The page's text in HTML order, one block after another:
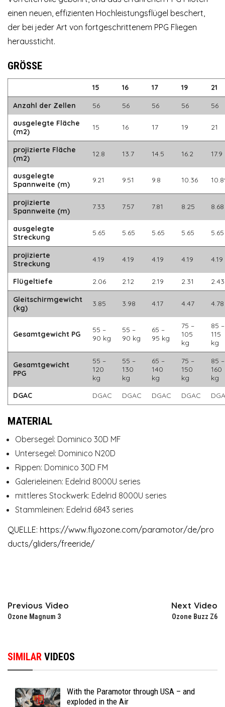
einen neuen, effizienten Hochleistungsflügel beschert,
der bei jeder Art von fortgeschrittenem PPG Fliegen
heraussticht.
GRÖSSE
15 16 17 19
21
Anzahl der Zellen
56 56 56 56
56
ausgelegte Fläche
(m2)
15 16 17 19 21
projizierte Fläche
(m2)
12.8 13.7 14.5 16.2 17.9
ausgelegte
Spannweite (m)
9.21 9.51 9.8 10.36
projizierte
Spannweite (m)
7.33 7.57 7.81 8.25 8.68
ausgelegte
Streckung
5.65 5.65 5.65 5.65 5.65
projizierte
Streckung
4.19 4.19 4.19 4.19 4.19
Flügeltiefe 2.06 2.12 2.19 2.31
2.43
Gleitschirmgewicht
(kg)
3.85 3.98 4.17 4.47 4.78
Gesamtgewicht PG
55 –
90 kg
55 –
90 kg
65 –
95 kg
75 –
105
kg
85 –
115
kg
Gesamtgewicht
PPG
55 –
120
kg
55 –
130
kg
65 –
140
kg
75 –
150
kg
85 –
160
kg
DGAC
DGAC DGAC DGAC DGAC
MATERIAL
Obersegel: Dominico 30D MF
Untersegel: Dominico N20D
Rippen: Dominico 30D FM
Galerieleinen: Edelrid 8000U series
mittleres Stockwerk: Edelrid 8000U series
Stammleinen: Edelrid 6843 series
QUELLE: https://www.flyozone.com/paramotor/de/pro
ducts/gliders/freeride/
Previous Video
Ozone Magnum 3
Next Video
Ozone Buzz Z6
SIMILAR VIDEOS
With the Paramotor through USA – and
exploded in the Air